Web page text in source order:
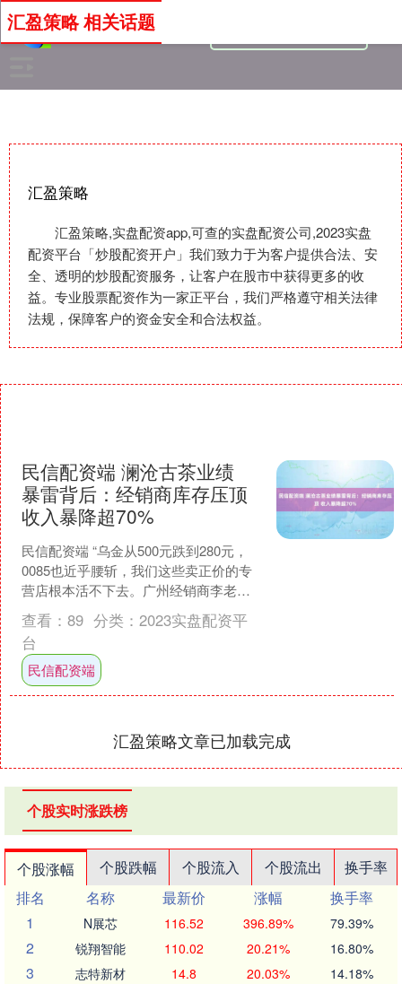
汇盈策略
汇盈策略,实盘配资app,可查的实盘配资公司,2023实盘
配资平台「炒股配资开户」我们致力于为客户提供合法、安
全、透明的炒股配资服务，让客户在股市中获得更多的收
益。专业股票配资作为一家正平台，我们严格遵守相关法律
法规，保障客户的资金安全和合法权益。
汇盈策略 相关话题
民信配资端 澜沧古茶业绩
暴雷背后：经销商库存压顶
收入暴降超70%
民信配资端 “乌金从500元跌到280元，
0085也近乎腰斩，我们这些卖正价的专
营店根本活不下去。广州经销商李老板
（化名）向网易财经坦言，自己从去年
起不再与澜沧....
查看： 89 分类： 2023实盘配资平
台
民信配资端
汇盈策略文章已加载完成
个股实时涨跌榜
个股涨幅 个股跌幅 个股流入 个股流出
换手率
排名
名称 最新价 涨幅
换手率
1
N展芯 116.52 396.89% 79.39%
2 锐翔智能 110.02 20.21% 16.80%
3 志特新材 14.8 20.03% 14.18%